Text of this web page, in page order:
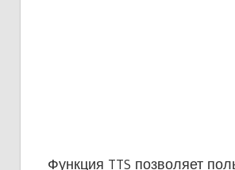
Функция TTS позволяет